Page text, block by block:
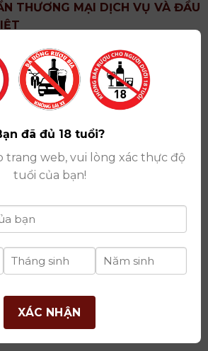
THƯƠNG MẠI DỊCH VỤ VÀ ĐẦU
Hoài Đức, Thành Phố Hà Nội
Phố Liễu Giai, Phường Ngọc Hà,
do Sở Tài Chính Thành
đầu ngày 07/05/2008,đăng ký
ngày 06/08/2025
Rượu số : 529/GP-BCT do Bộ
14/11/2022
TMCP Đầu tư và phát triển
TP Hà Nội
đã đủ 18 tuổi?
trang web, vui lòng xác thực độ
tuổi của bạn!
XÁC NHẬN